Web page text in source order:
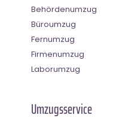
Behördenumzug
Büroumzug
Fernumzug
Firmenumzug
Laborumzug
Umzugsservice